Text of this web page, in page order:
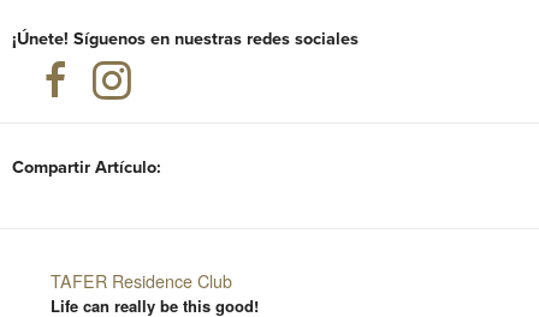
¡Únete! Síguenos en nuestras redes sociales
Compartir Artículo:
TAFER Residence Club
Life can really be this good!